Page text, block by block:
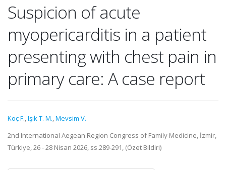
Suspicion of acute
myopericarditis in a patient
presenting with chest pain in
primary care: A case report
Koç F.,Işık T. M.,Mevsim V.
2nd International Aegean Region Congress of Family Medicine, İzmir,
Türkiye, 26 - 28 Nisan 2026, ss.289-291, (Özet Bildiri)